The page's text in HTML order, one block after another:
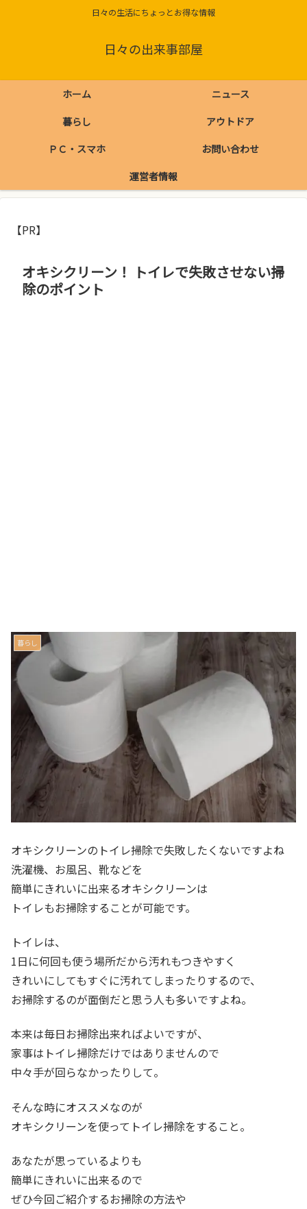
日々の生活にちょっとお得な情報
日々の出来事部屋
ホーム
ニュース
暮らし
アウトドア
ＰＣ・スマホ
お問い合わせ
運営者情報
【PR】
オキシクリーン！ トイレで失敗させない掃
除のポイント
暮らし
オキシクリーンのトイレ掃除で失敗したくないですよね
洗濯機、お風呂、靴などを
簡単にきれいに出来るオキシクリーンは
トイレもお掃除することが可能です。
トイレは、
1日に何回も使う場所だから汚れもつきやすく
きれいにしてもすぐに汚れてしまったりするので、
お掃除するのが面倒だと思う人も多いですよね。
本来は毎日お掃除出来ればよいですが、
家事はトイレ掃除だけではありませんので
中々手が回らなかったりして。
そんな時にオススメなのが
オキシクリーンを使ってトイレ掃除をすること。
あなたが思っているよりも
簡単にきれいに出来るので
ぜひ今回ご紹介するお掃除の方法や